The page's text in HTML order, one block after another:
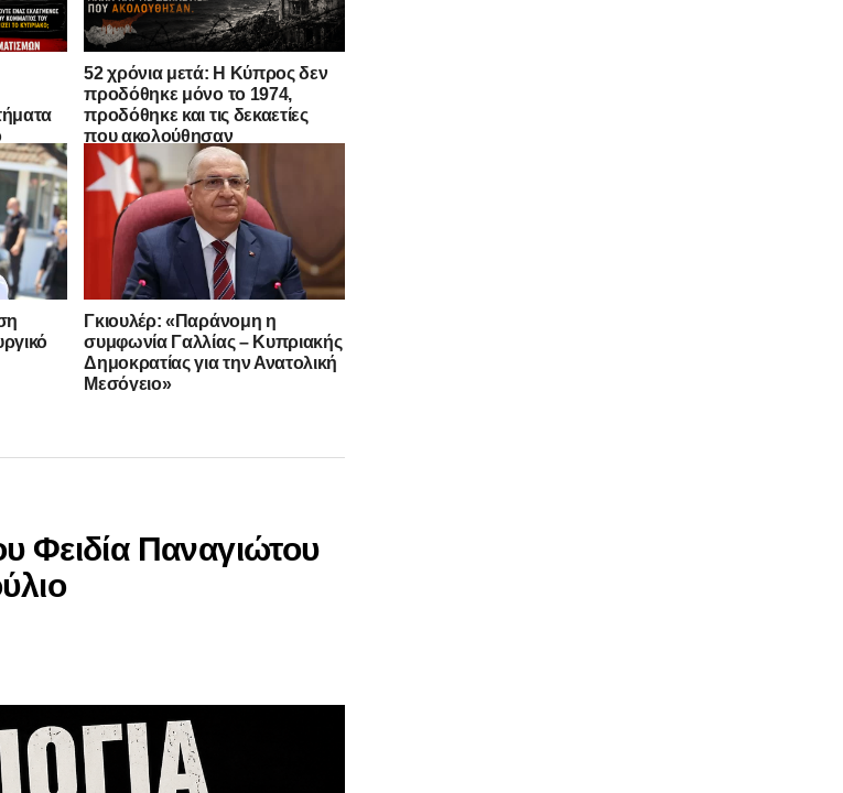
52 χρόνια μετά: Η Κύπρος δεν
προδόθηκε μόνο το 1974,
προδόθηκε και τις δεκαετίες
που ακολούθησαν
Γκιουλέρ: «Παράνομη η
συμφωνία Γαλλίας – Κυπριακής
Δημοκρατίας για την Ανατολική
Μεσόγειο»
Φειδία Παναγιώτου